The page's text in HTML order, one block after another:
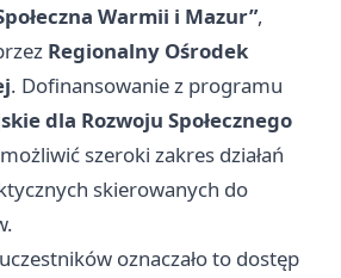
Warmii i Mazur”,
Regionalny Ośrodek
. Dofinansowanie z programu
dla Rozwoju Społecznego
szeroki zakres działań
skierowanych do
oznaczało to dostęp